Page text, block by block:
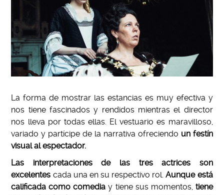
La forma de mostrar las estancias es muy efectiva y
nos tiene fascinados y rendidos mientras el director
nos lleva por todas ellas. El vestuario es maravilloso,
variado y partícipe de la narrativa ofreciendo un festín
visual al espectador.
Las interpretaciones de las tres actrices son
excelentes cada una en su respectivo rol.Aunque está
calificada como comedia y tiene sus momentos, tiene